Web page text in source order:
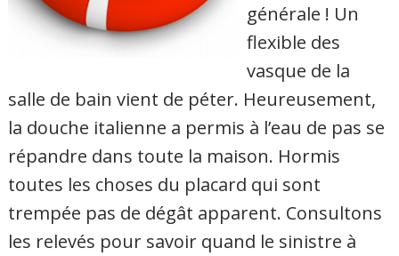
générale ! Un
flexible des
vasque de la
salle de bain vient de péter. Heureusement,
la douche italienne a permis à l’eau de pas se
répandre dans toute la maison. Hormis
toutes les choses du placard qui sont
trempée pas de dégât apparent. Consultons
les relevés pour savoir quand le sinistre à